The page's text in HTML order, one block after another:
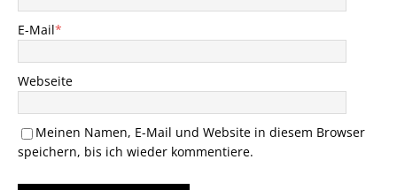
E-Mail*
Webseite
Meinen Namen, E-Mail und Website in diesem Browser
speichern, bis ich wieder kommentiere.